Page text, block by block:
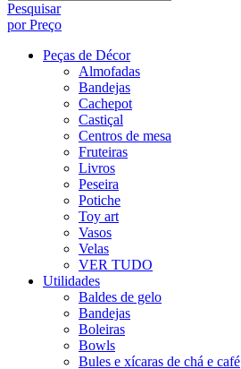
Pesquisar
por Preço
Peças de Décor
Almofadas
Bandejas
Cachepot
Castiçal
Centros de mesa
Fruteiras
Livros
Peseira
Potiche
Toy art
Vasos
Velas
VER TUDO
Utilidades
Baldes de gelo
Bandejas
Boleiras
Bowls
Bules e xícaras de chá e café